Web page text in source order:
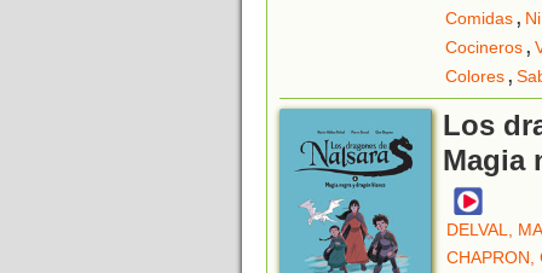
Comidas,
Cocineros,
Colores,
Los
Magia
DELVAL,
CHAPRON,